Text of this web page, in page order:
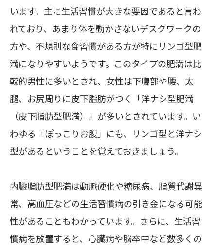
います。主に生活習慣が大きな要因であると言わ
れており、あまり体を動かさないデスクワークの
方や、不規則な食習慣がある方が特にリンゴ型肥
満になりやすいようです。このタイプの肥満は比
較的男性に多いとされ、女性は下腹部や腰、太
腿、お尻周りに皮下脂肪がつく
「洋ナシ型肥満
（皮下脂肪型肥満）」 が多いとされています。い
わゆる「ぽっこりお腹」にも、リンゴ型と洋ナシ
型があるということを覚えておきましょう。
内臓脂肪型肥満は動脈硬化や糖尿病、脂質代謝異
常、高血圧などの生活習慣病の引き金になる可能
性があることもわかっています。さらに、生活習
慣病を放置すると、心臓病や脳卒中など数多くの